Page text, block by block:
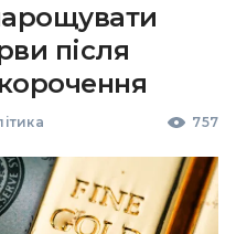
після
757